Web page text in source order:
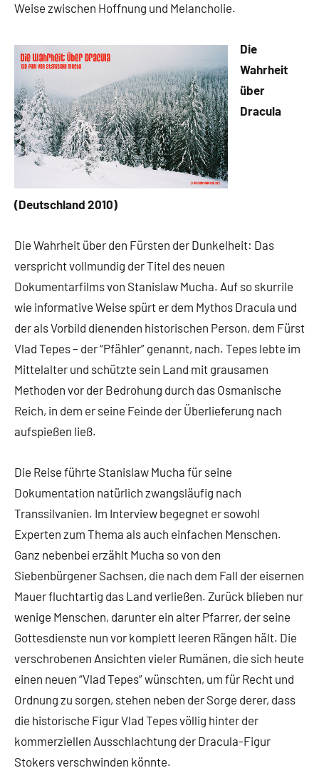
Weise zwischen Hoffnung und Melancholie.
Die
Wahrheit
über
Dracula
(Deutschland 2010)
Die Wahrheit über den Fürsten der Dunkelheit: Das
verspricht vollmundig der Titel des neuen
Dokumentarfilms von Stanislaw Mucha. Auf so skurrile
wie informative Weise spürt er dem Mythos Dracula und
der als Vorbild dienenden historischen Person, dem Fürst
Vlad Tepes – der “Pfähler” genannt, nach. Tepes lebte im
Mittelalter und schützte sein Land mit grausamen
Methoden vor der Bedrohung durch das Osmanische
Reich, in dem er seine Feinde der Überlieferung nach
aufspießen ließ.
Die Reise führte Stanislaw Mucha für seine
Dokumentation natürlich zwangsläufig nach
Transsilvanien. Im Interview begegnet er sowohl
Experten zum Thema als auch einfachen Menschen.
Ganz nebenbei erzählt Mucha so von den
Siebenbürgener Sachsen, die nach dem Fall der eisernen
Mauer fluchtartig das Land verließen. Zurück blieben nur
wenige Menschen, darunter ein alter Pfarrer, der seine
Gottesdienste nun vor komplett leeren Rängen hält. Die
verschrobenen Ansichten vieler Rumänen, die sich heute
einen neuen “Vlad Tepes” wünschten, um für Recht und
Ordnung zu sorgen, stehen neben der Sorge derer, dass
die historische Figur Vlad Tepes völlig hinter der
kommerziellen Ausschlachtung der Dracula-Figur
Stokers verschwinden könnte.